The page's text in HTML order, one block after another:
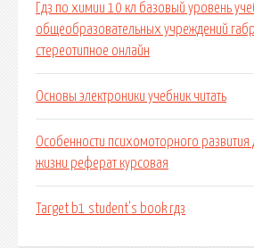
Гдз по химии 10 кл базовый уровень
общеобразовательных учреждений
стереотипное онлайн
Основы электроники учебник читать
Особенности психомоторного развития
жизни реферат курсовая
Target b1 student's book гдз